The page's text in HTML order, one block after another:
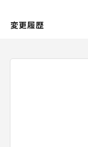
変更履歴